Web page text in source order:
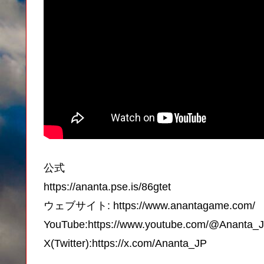
公式
https://ananta.pse.is/86gtet
ウェブサイト: https://www.anantagame.com/
YouTube:https://www.youtube.com/
X(Twitter):https://x.com/Ananta_JP